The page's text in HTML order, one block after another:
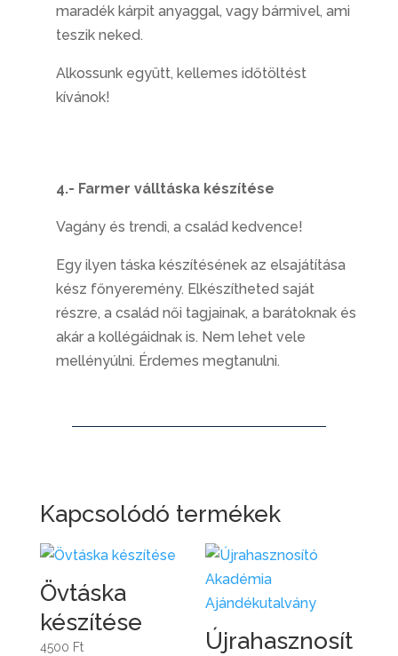
maradék kárpit anyaggal, vagy bármivel, ami
teszik neked.
Alkossunk együtt, kellemes időtöltést
kívánok!
4.- Farmer válltáska készítése
Vagány és trendi, a család kedvence!
Egy ilyen táska készítésének az elsajátítása
kész főnyeremény. Elkészítheted saját
részre, a család női tagjainak, a barátoknak és
akár a kollégáidnak is. Nem lehet vele
mellényúlni. Érdemes megtanulni.
Kapcsolódó termékek
Övtáska
készítése
4500 Ft
Újrahasznosít